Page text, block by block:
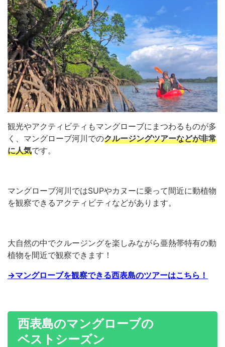
観光やアクティビティもマングローブにまつわるものが多
く、マングローブ河川でのクルージングツアーなどが非常
に人気です。
マングローブ河川ではSUPやカヌーに乗って間近に動植物
を観察できるアクティビティなどがあります。
大自然の中でクルージングを楽しみながら亜熱帯特有の動
植物を間近で観察できます！
→マングローブを観察できる西表島のツアーはこちら！
西表島のマングローブの
ベストシーズン